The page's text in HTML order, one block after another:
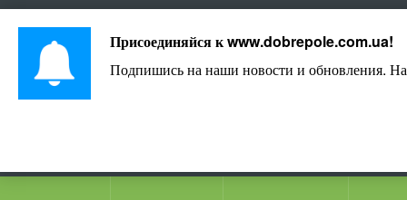
Присоединяйся кwww.dobrepole.com.ua!
Подпишись на наши новости и обновления.